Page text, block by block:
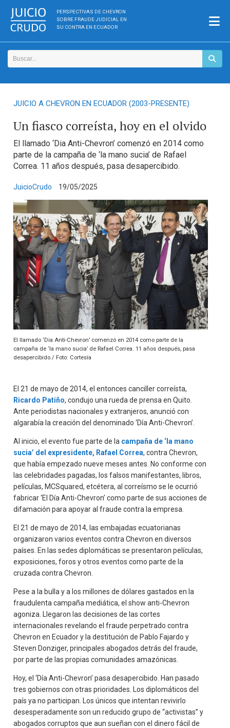
PERSPECTIVAS DE CHEVRON
SOBRE FRAUDE JUDICIAL EN
SU CONTRA EN ECUADOR
JUICIO A CHEVRON EN ECUADOR (2003-PRESENTE)
Un fiasco correísta, hoy en el olvido
El llamado ‘Dia Anti-Chevron’ comenzó en 2014 como
parte de la campaña de ‘la mano sucia’ de Rafael
Correa. 11 años después, pasa desapercibido.
JuicioCrudo 19/05/2025
El llamado ‘Dia Anti-Chevron’ comenzó en 2014 como parte de la
campaña de ‘la mano sucia’ de Rafael Correa. 11 años después, pasa
desapercibido./ Foto: Cortesía
El 21 de mayo de 2014, el entonces canciller correísta,
Ricardo Patiño, condujo una rueda de prensa en Quito.
Ante periodistas nacionales y extranjeros, anunció con
algarabía la creación del denominado ‘Día Anti-Chevron’.
Al inicio, el evento fue parte de la campaña de ‘la mano
sucia’ del expresidente, Rafael Correa, contra Chevron,
que había empezado nueve meses antes. No conforme con
las celebridades pagadas, los falsos manifestantes, libros,
películas, MCSquared, etcétera, al correísmo se le ocurrió
fabricar ‘El Día Anti-Chevron’ como parte de sus acciones de
difamación para apoyar al fraude contra la empresa.
El 21 de mayo de 2014, las embajadas ecuatorianas
organizaron varios eventos contra Chevron en diversos
países. En las sedes diplomáticas se presentaron películas,
exposiciones, foros y otros eventos como parte de la
cruzada contra Chevron.
Pese a la bulla y a los millones de dólares gastados en la
fraudulenta campaña mediática, el show anti-Chevron
agoniza. Llegaron las decisiones de las cortes
internacionales revelando el fraude perpetrado contra
Chevron en Ecuador y la destitución de Pablo Fajardo y
Steven Donziger, principales abogados detrás del fraude,
por parte de las propias comunidades amazónicas.
Hoy, el ‘Día Anti-Chevron’ pasa desapercibido. Han pasado
tres gobiernos con otras prioridades. Los diplomáticos del
país ya no participan. Los únicos que intentan revivirlo
desesperadamente son un reducido grupo de “activistas” y
abogados corruptos que aun sueñan con el dinero fácil de